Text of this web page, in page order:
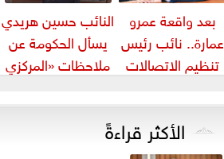
بعد واقعة عمرو
عمارة.. نائب رئيس
تنظيم الاتصالات
من يوقع...
النائب حسين هريدي
يسأل الحكومة عن
ملاحظات «المركزي
المنطقة اقتصادية...
الأكثر قراءةً